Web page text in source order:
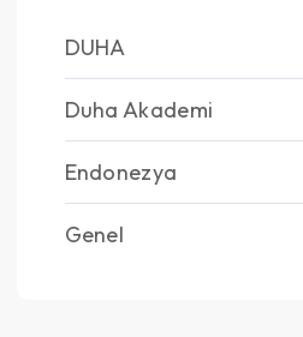
DUHA
Duha Akademi
Endonezya
Genel